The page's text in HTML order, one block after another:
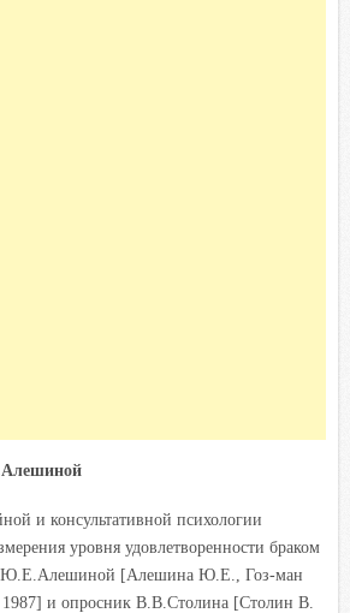
и консультативной психологии
уровня удовлетворенности браком
Ю.Е.Алешиной [Алешина Ю.Е., Гоз-ман
и опросник В.В.Столина [Столин В.